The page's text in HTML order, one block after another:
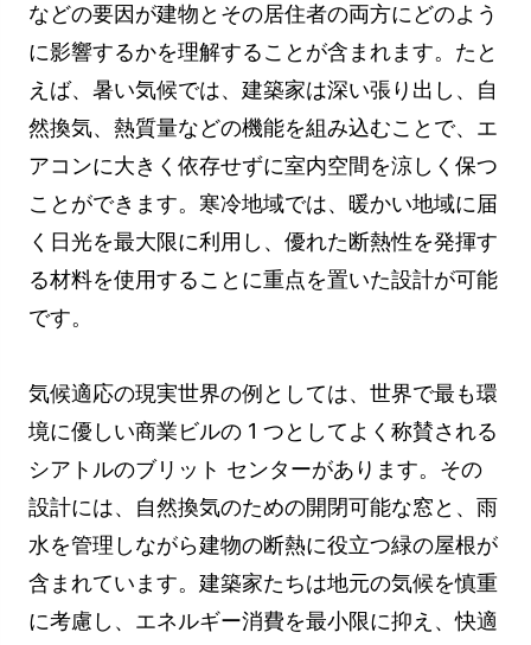
などの要因が建物とその居住者の両方にどのよう
に影響するかを理解することが含まれます。たと
えば、暑い気候では、建築家は深い張り出し、自
然換気、熱質量などの機能を組み込むことで、エ
アコンに大きく依存せずに室内空間を涼しく保つ
ことができます。寒冷地域では、暖かい地域に届
く日光を最大限に利用し、優れた断熱性を発揮す
る材料を使用することに重点を置いた設計が可能
です。
気候適応の現実世界の例としては、世界で最も環
境に優しい商業ビルの 1 つとしてよく称賛される
シアトルのブリット センターがあります。その
設計には、自然換気のための開閉可能な窓と、雨
水を管理しながら建物の断熱に役立つ緑の屋根が
含まれています。建築家たちは地元の気候を慎重
に考慮し、エネルギー消費を最小限に抑え、快適